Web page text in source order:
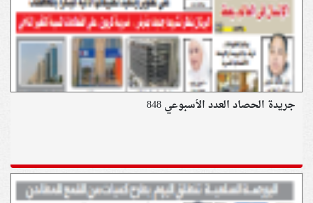
جريدة الحصاد العدد الأسبوعي 848